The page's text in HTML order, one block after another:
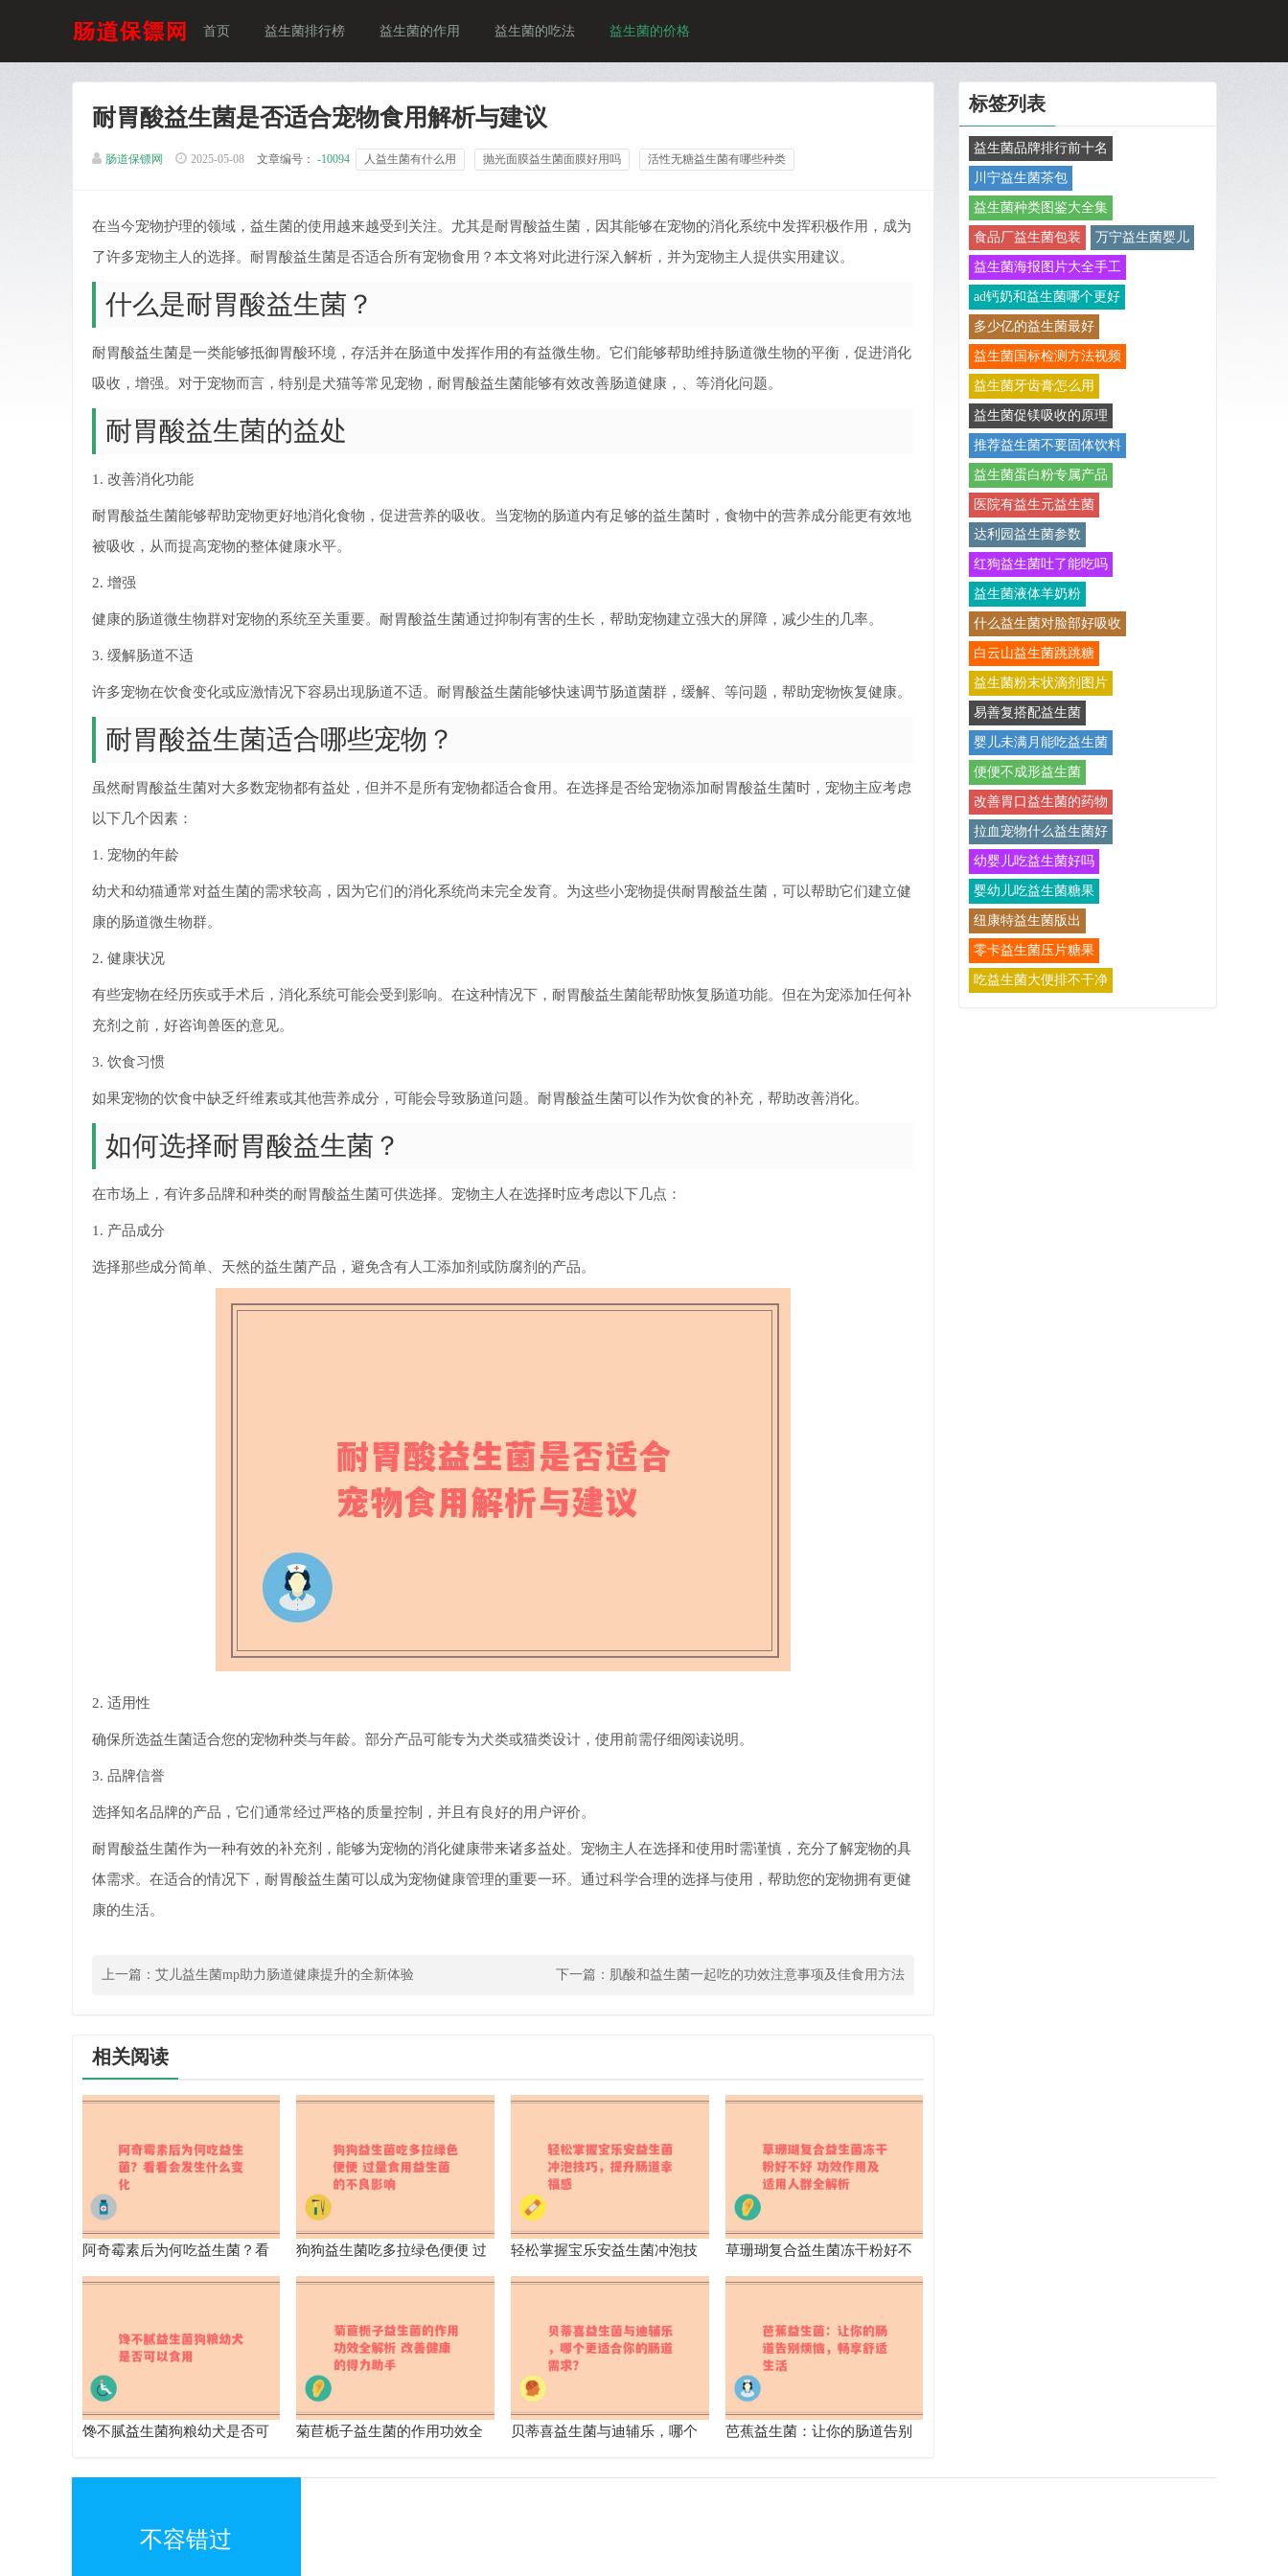
首页 益生菌排行榜 益生菌的作用 益生菌的吃法 益生菌的价格
耐胃酸益生菌是否适合宠物食用解析与建议
肠道保镖网 2025-05-08 文章编号： -10094 人益生菌有什么用 抛光面膜益生菌面膜好用吗 活性无糖益生菌有哪些种类
在当今宠物护理的领域，益生菌的使用越来越受到关注。尤其是耐胃酸益生菌，因其能够在宠物的消化系统中发挥积极作用，成为
了许多宠物主人的选择。耐胃酸益生菌是否适合所有宠物食用？本文将对此进行深入解析，并为宠物主人提供实用建议。
什么是耐胃酸益生菌？
耐胃酸益生菌是一类能够抵御胃酸环境，存活并在肠道中发挥作用的有益微生物。它们能够帮助维持肠道微生物的平衡，促进消化
吸收，增强。对于宠物而言，特别是犬猫等常见宠物，耐胃酸益生菌能够有效改善肠道健康，、等消化问题。
耐胃酸益生菌的益处
1. 改善消化功能
耐胃酸益生菌能够帮助宠物更好地消化食物，促进营养的吸收。当宠物的肠道内有足够的益生菌时，食物中的营养成分能更有效地
被吸收，从而提高宠物的整体健康水平。
2. 增强
健康的肠道微生物群对宠物的系统至关重要。耐胃酸益生菌通过抑制有害的生长，帮助宠物建立强大的屏障，减少生的几率。
3. 缓解肠道不适
许多宠物在饮食变化或应激情况下容易出现肠道不适。耐胃酸益生菌能够快速调节肠道菌群，缓解、等问题，帮助宠物恢复健康。
耐胃酸益生菌适合哪些宠物？
虽然耐胃酸益生菌对大多数宠物都有益处，但并不是所有宠物都适合食用。在选择是否给宠物添加耐胃酸益生菌时，宠物主应考虑
以下几个因素：
1. 宠物的年龄
幼犬和幼猫通常对益生菌的需求较高，因为它们的消化系统尚未完全发育。为这些小宠物提供耐胃酸益生菌，可以帮助它们建立健
康的肠道微生物群。
2. 健康状况
有些宠物在经历疾或手术后，消化系统可能会受到影响。在这种情况下，耐胃酸益生菌能帮助恢复肠道功能。但在为宠添加任何补
充剂之前，好咨询兽医的意见。
3. 饮食习惯
如果宠物的饮食中缺乏纤维素或其他营养成分，可能会导致肠道问题。耐胃酸益生菌可以作为饮食的补充，帮助改善消化。
如何选择耐胃酸益生菌？
在市场上，有许多品牌和种类的耐胃酸益生菌可供选择。宠物主人在选择时应考虑以下几点：
1. 产品成分
选择那些成分简单、天然的益生菌产品，避免含有人工添加剂或防腐剂的产品。
2. 适用性
确保所选益生菌适合您的宠物种类与年龄。部分产品可能专为犬类或猫类设计，使用前需仔细阅读说明。
3. 品牌信誉
选择知名品牌的产品，它们通常经过严格的质量控制，并且有良好的用户评价。
耐胃酸益生菌作为一种有效的补充剂，能够为宠物的消化健康带来诸多益处。宠物主人在选择和使用时需谨慎，充分了解宠物的具
体需求。在适合的情况下，耐胃酸益生菌可以成为宠物健康管理的重要一环。通过科学合理的选择与使用，帮助您的宠物拥有更健
康的生活。
上一篇： 艾儿益生菌mp助力肠道健康提升的全新体验 下一篇： 肌酸和益生菌一起吃的功效注意事项及佳食用方法
相关阅读
阿奇霉素后为何吃益生菌？看
看会发生什么变化
狗狗益生菌吃多拉绿色便便 过
量食用益生菌的不良影响
轻松掌握宝乐安益生菌冲泡技
巧，提升肠道幸福感
草珊瑚复合益生菌冻干粉好不
好 功效作用及适用人群全解析
馋不腻益生菌狗粮幼犬是否可
菊苣栀子益生菌的作用功效全
贝蒂喜益生菌与迪辅乐，哪个
芭蕉益生菌：让你的肠道告别
标签列表
益生菌品牌排行前十名
川宁益生菌茶包
益生菌种类图鉴大全集
食品厂益生菌包装 万宁益生菌婴儿
益生菌海报图片大全手工
ad钙奶和益生菌哪个更好
多少亿的益生菌最好
益生菌国标检测方法视频
益生菌牙齿膏怎么用
益生菌促镁吸收的原理
推荐益生菌不要固体饮料
益生菌蛋白粉专属产品
医院有益生元益生菌
达利园益生菌参数
红狗益生菌吐了能吃吗
益生菌液体羊奶粉
什么益生菌对脸部好吸收
白云山益生菌跳跳糖
益生菌粉末状滴剂图片
易善复搭配益生菌
婴儿未满月能吃益生菌
便便不成形益生菌
改善胃口益生菌的药物
拉血宠物什么益生菌好
幼婴儿吃益生菌好吗
婴幼儿吃益生菌糖果
纽康特益生菌版出
零卡益生菌压片糖果
吃益生菌大便排不干净
不容错过